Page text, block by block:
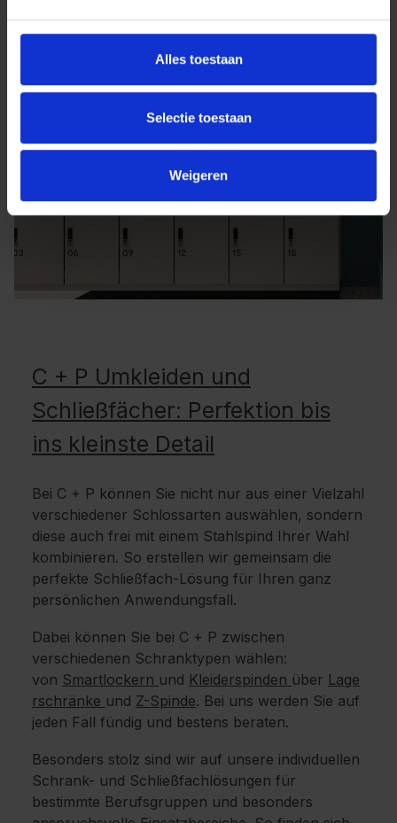
Alles toestaan
Selectie toestaan
Weigeren
C + P Umkleiden und
Schließfächer: Perfektion bis
ins kleinste Detail
Bei C + P können Sie nicht nur aus einer Vielzahl
verschiedener Schlossarten auswählen, sondern
diese auch frei mit einem Stahlspind Ihrer Wahl
kombinieren. So erstellen wir gemeinsam die
perfekte Schließfach-Lösung für Ihren ganz
persönlichen Anwendungsfall.
Dabei können Sie bei C + P zwischen
verschiedenen Schranktypen wählen:
von Smartlockern und Kleiderspinden über Lage
rschränke und Z-Spinde. Bei uns werden Sie auf
jeden Fall fündig und bestens beraten.
Besonders stolz sind wir auf unsere individuellen
Schrank- und Schließfachlösungen für
bestimmte Berufsgruppen und besonders